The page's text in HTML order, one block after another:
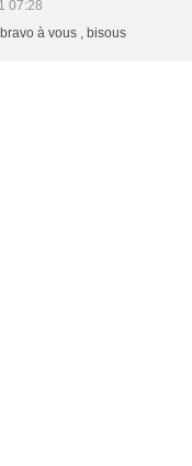
07:28
à vous , bisous